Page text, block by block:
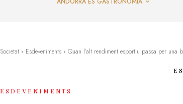
Societat Esdeveniments Quan l’alt rendiment esportiu passa per una
ESDEVENIMENTS